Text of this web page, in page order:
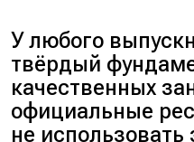
У любого
твёрдый
качественных
официальные
не использовать